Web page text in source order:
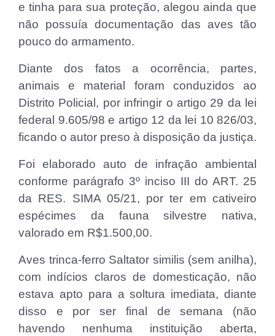
e tinha para sua proteção, alegou ainda que
não possuía documentação das aves tão
pouco do armamento.
Diante dos fatos a ocorrência, partes,
animais e material foram conduzidos ao
Distrito Policial, por infringir o artigo 29 da lei
federal 9.605/98 e artigo 12 da lei 10 826/03,
ficando o autor preso à disposição da justiça.
Foi elaborado auto de infração ambiental
conforme parágrafo 3º inciso III do ART. 25
da RES. SIMA 05/21, por ter em cativeiro
espécimes da fauna silvestre nativa,
valorado em R$1.500,00.
Aves trinca-ferro Saltator similis (sem anilha),
com indícios claros de domesticação, não
estava apto para a soltura imediata, diante
disso e por ser final de semana (não
havendo nenhuma instituição aberta,